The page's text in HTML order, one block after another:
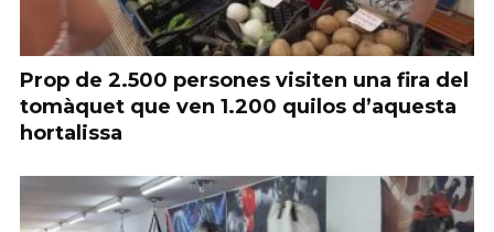
Prop de 2.500 persones visiten una fira del
tomàquet que ven 1.200 quilos d’aquesta
hortalissa